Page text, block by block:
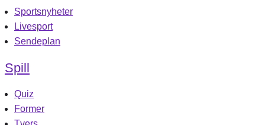
Sportsnyheter
Livesport
Sendeplan
Spill
Quiz
Former